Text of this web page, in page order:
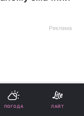
Реклама
ПОГОДА ЛАЙТ